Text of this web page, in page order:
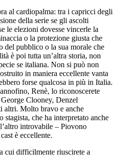
al cardiopalma: tra i capricci degli
della serie se gli ascolti
le elezioni dovesse vincerle la
o la protezione giusta che
del pubblico o la sua morale che
è poi tutta un’altra storia, non
se italiana. Non si può non
in maniera eccellente vanta
forse qualcosa in più in Italia.
Renè, lo riconoscerete
Clooney, Denzel
altri. Molto bravo e anche
che ha interpretato anche
introvabile – Piovono
è eccellente.
cui difficilmente riuscirete a